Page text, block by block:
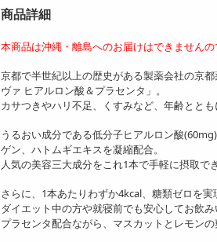
商品詳細
本商品は沖縄・離島へのお届けはできません
京都で半世紀以上の歴史がある製薬会社の京
ヴァ ヒアルロン酸＆プラセンタ」。
カサつきやハリ不足、くすみなど、年齢とと
うるおい成分である低分子ヒアルロン酸
ゲン、ハトムギエキスを凝縮配合。
人気の美容三大成分をこれ1本で手軽に摂取で
さらに、1本あたりわずか4kcal、糖類ゼロを実
ダイエット中の方や就寝前でも安心してお飲
プラセンタ配合ながら、マスカットとレモン